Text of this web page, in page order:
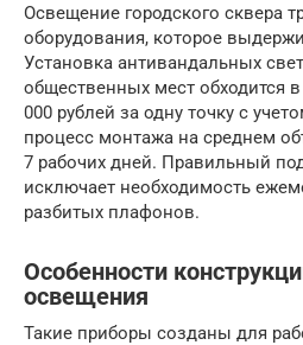
Освещение городского сквера
оборудования, которое
Установка антивандальных
общественных мест обходится
000 рублей за одну точку с
процесс монтажа на среднем
7 рабочих дней. Правильный
исключает необходимость
разбитых плафонов.
Особенности
освещения
Такие приборы созданы для